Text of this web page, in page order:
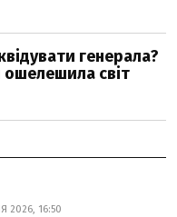
2026, 16:50